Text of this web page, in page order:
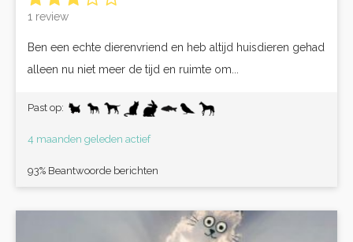
1 review
Ben een echte dierenvriend en heb altijd huisdieren gehad
alleen nu niet meer de tijd en ruimte om...
Past op:
4 maanden geleden actief
93% Beantwoorde berichten